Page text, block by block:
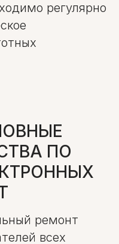
регулярно
ПО
ремонт
всех